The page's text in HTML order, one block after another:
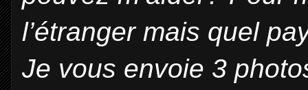
l’étranger mais quel
Je vous envoie 3